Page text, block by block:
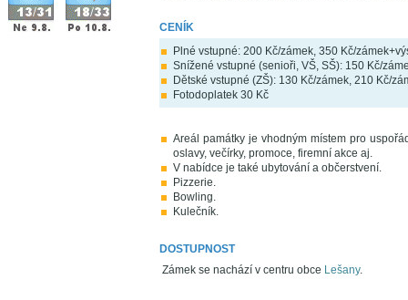
CENÍK
Plné vstupné: 200 Kč/zámek, 350 Kč/
Snížené vstupné (senioři, VŠ, SŠ): 150 Kč/
Dětské vstupné (ZŠ): 130 Kč/zámek, 210 Kč/
Fotodoplatek 30 Kč
Areál památky je vhodným místem pro
oslavy, večírky, promoce, firemní akce aj.
V nabídce je také ubytování a občerstvení.
Pizzerie.
Bowling.
Kulečník.
DOSTUPNOST
Zámek se nachází v centru obce Lešany.